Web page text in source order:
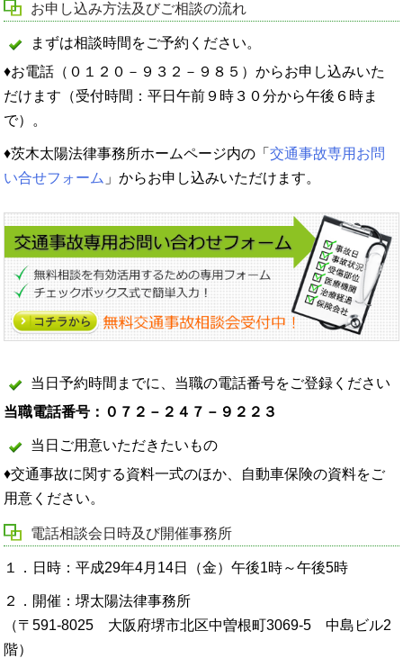
お申し込み方法及びご相談の流れ
まずは相談時間をご予約ください。
♦お電話（０１２０－９３２－９８５）からお申し込みいた
だけます（受付時間：平日午前９時３０分から午後６時ま
で）。
♦茨木太陽法律事務所ホームページ内の「交通事故専用お問
い合せフォーム 」からお申し込みいただけます。
当日予約時間までに、当職の電話番号をご登録ください
当職電話番号：０７２－２４７－９２２３
当日ご用意いただきたいもの
♦交通事故に関する資料一式のほか、自動車保険の資料をご
用意ください。
電話相談会日時及び開催事務所
１．日時：平成29年4月14日（金）午後1時～午後5時
２．開催：堺太陽法律事務所
（〒591-8025 大阪府堺市北区中曽根町3069-5 中島ビル2
階）